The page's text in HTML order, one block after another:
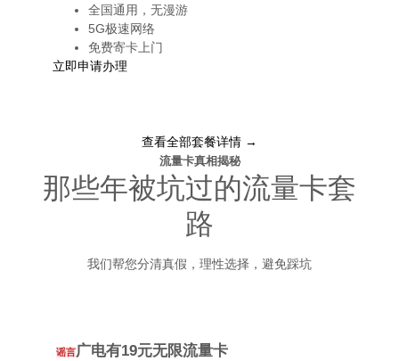
全国通用，无漫游
5G极速网络
免费寄卡上门
立即申请办理
查看全部套餐详情 →
流量卡真相揭秘
那些年被坑过的流量卡套
路
我们帮您分清真假，理性选择，避免踩坑
谣言广电有19元无限流量卡